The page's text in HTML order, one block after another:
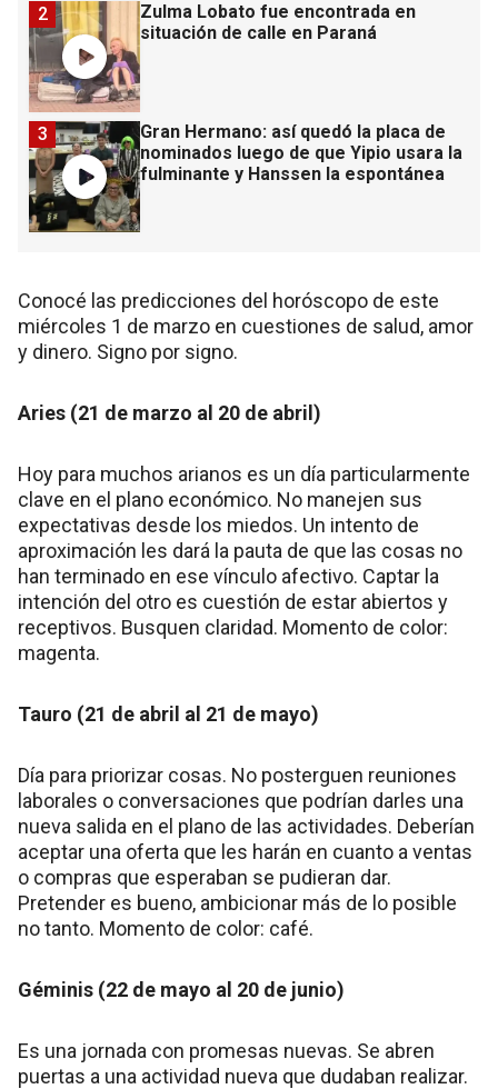
Zulma Lobato fue encontrada en
situación de calle en Paraná
2
Gran Hermano: así quedó la placa de
nominados luego de que Yipio usara la
fulminante y Hanssen la espontánea
3
Conocé las predicciones del horóscopo de este
miércoles 1 de marzo en cuestiones de salud, amor
y dinero. Signo por signo.
Aries (21 de marzo al 20 de abril)
Hoy para muchos arianos es un día particularmente
clave en el plano económico. No manejen sus
expectativas desde los miedos. Un intento de
aproximación les dará la pauta de que las cosas no
han terminado en ese vínculo afectivo. Captar la
intención del otro es cuestión de estar abiertos y
receptivos. Busquen claridad. Momento de color:
magenta.
Tauro (21 de abril al 21 de mayo)
Día para priorizar cosas. No posterguen reuniones
laborales o conversaciones que podrían darles una
nueva salida en el plano de las actividades. Deberían
aceptar una oferta que les harán en cuanto a ventas
o compras que esperaban se pudieran dar.
Pretender es bueno, ambicionar más de lo posible
no tanto. Momento de color: café.
Géminis (22 de mayo al 20 de junio)
Es una jornada con promesas nuevas. Se abren
puertas a una actividad nueva que dudaban realizar.